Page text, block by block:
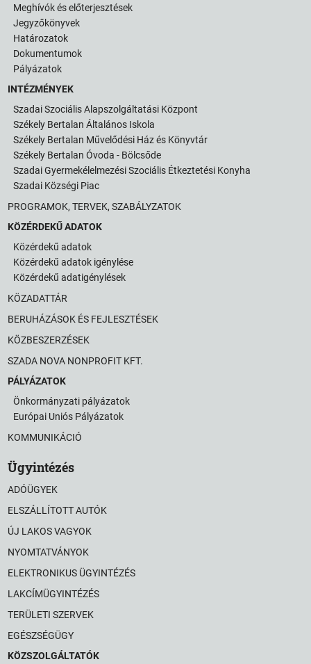
Meghívók és előterjesztések
Jegyzőkönyvek
Határozatok
Dokumentumok
Pályázatok
INTÉZMÉNYEK
Szadai Szociális Alapszolgáltatási Központ
Székely Bertalan Általános Iskola
Székely Bertalan Művelődési Ház és Könyvtár
Székely Bertalan Óvoda - Bölcsőde
Szadai Gyermekélelmezési Szociális Étkeztetési Konyha
Szadai Községi Piac
PROGRAMOK, TERVEK, SZABÁLYZATOK
KÖZÉRDEKŰ ADATOK
Közérdekű adatok
Közérdekű adatok igénylése
Közérdekű adatigénylések
KÖZADATTÁR
BERUHÁZÁSOK ÉS FEJLESZTÉSEK
KÖZBESZERZÉSEK
SZADA NOVA NONPROFIT KFT.
PÁLYÁZATOK
Önkormányzati pályázatok
Európai Uniós Pályázatok
KOMMUNIKÁCIÓ
Ügyintézés
ADÓÜGYEK
ELSZÁLLÍTOTT AUTÓK
ÚJ LAKOS VAGYOK
NYOMTATVÁNYOK
ELEKTRONIKUS ÜGYINTÉZÉS
LAKCÍMÜGYINTÉZÉS
TERÜLETI SZERVEK
EGÉSZSÉGÜGY
KÖZSZOLGÁLTATÓK